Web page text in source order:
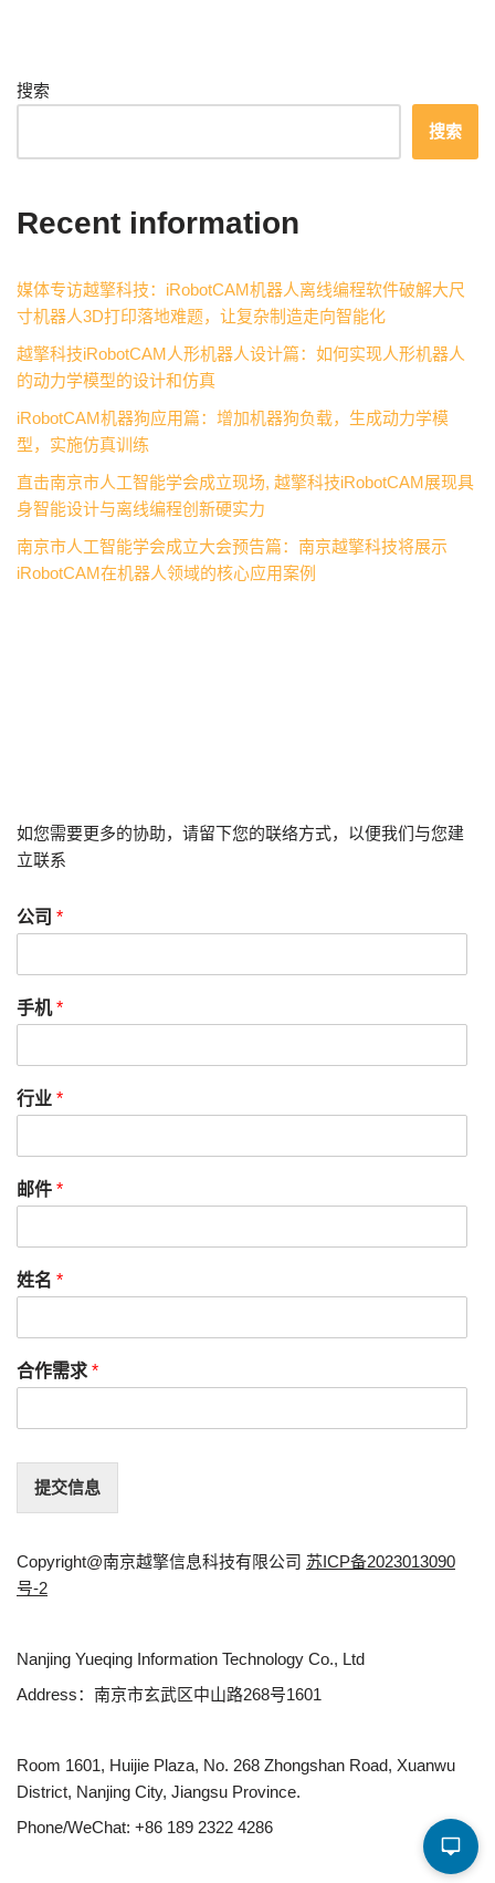
搜索
搜索
Recent information
媒体专访越擎科技：iRobotCAM机器人离线编程软件破解大尺
寸机器人3D打印落地难题，让复杂制造走向智能化
越擎科技iRobotCAM人形机器人设计篇：如何实现人形机器人
的动力学模型的设计和仿真
iRobotCAM机器狗应用篇：增加机器狗负载，生成动力学模
型，实施仿真训练
直击南京市人工智能学会成立现场, 越擎科技iRobotCAM展现具
身智能设计与离线编程创新硬实力
南京市人工智能学会成立大会预告篇：南京越擎科技将展示
iRobotCAM在机器人领域的核心应用案例
如您需要更多的协助，请留下您的联络方式，以便我们与您建
立联系
公司 *
手机*
行业 *
邮件 *
姓名 *
合作需求 *
提交信息
Copyright@南京越擎信息科技有限公司 苏ICP备2023013090
号-2
Nanjing Yueqing Information Technology Co., Ltd
Address：南京市玄武区中山路268号1601
Room 1601, Huijie Plaza, No. 268 Zhongshan Road, Xuanwu
District, Nanjing City, Jiangsu Province.
Phone/WeChat: +86 189 2322 4286